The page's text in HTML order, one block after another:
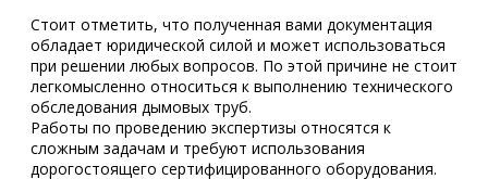
Стоит отметить, что полученная вами документация
обладает юридической силой и может использоваться
при решении любых вопросов. По этой причине не стоит
легкомысленно относиться к выполнению технического
обследования дымовых труб.
Работы по проведению экспертизы относятся к
сложным задачам и требуют использования
дорогостоящего сертифицированного оборудования.